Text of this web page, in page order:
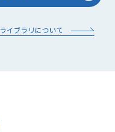
イブラリについて